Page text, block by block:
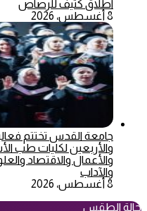
اطلاق كثيف للرصاص
8 أغسطس، 2026
جامعة القدس تختتم
والأربعين لكليات طب
والأعمال والاقتصاد
والآداب
8 أغسطس، 2026
حالة الطقس